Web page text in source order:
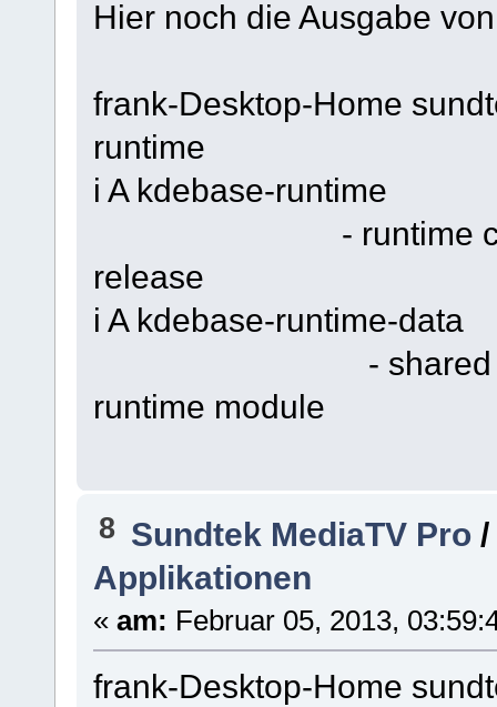
Hier noch die Ausgabe
frank-Desktop-Home
runtime
i A
- runtime
i A
- shared data
runtime module
8 Sundtek MediaTV Pro
Applikationen
« am: Februar 05, 2013,
frank-Desktop-Home